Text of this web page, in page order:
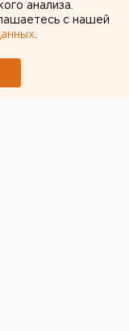
анализа.
с нашей